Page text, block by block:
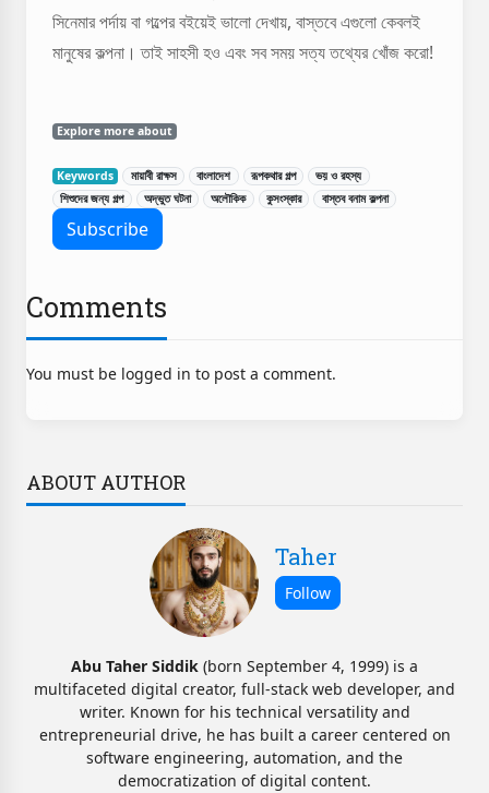
সিনেমার পর্দায় বা গল্পের বইয়েই ভালো দেখায়, বাস্তবে এগুলো কেবলই
মানুষের কল্পনা। তাই সাহসী হও এবং সব সময় সত্য তথ্যের খোঁজ করো!
Explore more about
Keywords মায়াবী রাক্ষস বাংলাদেশ রূপকথার গল্প
ভয় ও রহস্য
শিশুদের জন্য গল্প
অদ্ভুত ঘটনা অলৌকিক কুসংস্কার বাস্তব বনাম কল্পনা
Comments
You must be logged in to post a comment.
ABOUT AUTHOR
Taher
Abu Taher Siddik (born September 4, 1999) is a
multifaceted digital creator, full-stack web developer, and
writer. Known for his technical versatility and
entrepreneurial drive, he has built a career centered on
software engineering, automation, and the
democratization of digital content.